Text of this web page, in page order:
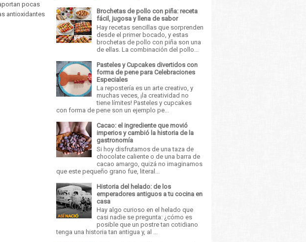
pocas
antioxidantes
Brochetas de pollo con piña: receta
fácil, jugosa y llena de sabor
Hay recetas sencillas que sorprenden
desde el primer bocado, y estas
brochetas de pollo con piña son una
de ellas. La combinación del pollo...
Pasteles y Cupcakes divertidos con
forma de pene para Celebraciones
Especiales
La repostería es un arte creativo, y
muchas veces, ¡la creatividad no
tiene límites! Pasteles y cupcakes
con forma de pene son un ejemplo pe...
Cacao: el ingrediente que movió
imperios y cambió la historia de la
gastronomía
Si hoy disfrutamos de una taza de
chocolate caliente o de una barra de
cacao amargo, quizá no imaginamos
que este pequeño grano fue, literal...
Historia del helado: de los
emperadores antiguos a tu cocina en
casa
Hay algo curioso en el helado que
casi nadie se pregunta: ¿cómo es
posible que un postre tan cotidiano
tenga una historia tan antigua y, al ...